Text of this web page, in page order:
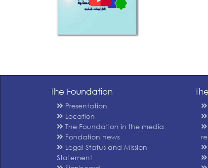
The Foundation
Presentation
Location
The Foundation in the media
Fondation news
Legal Status and Mission
Statement